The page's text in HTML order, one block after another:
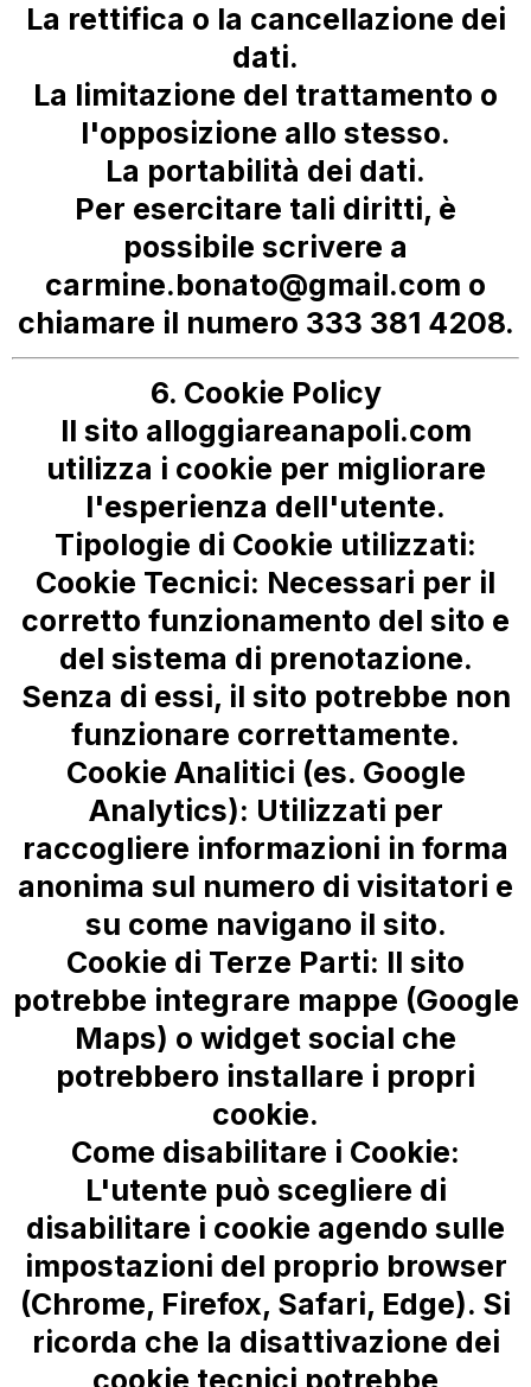
La rettifica o la cancellazione dei
dati.
La limitazione del trattamento o
l'opposizione allo stesso.
La portabilità dei dati.
Per esercitare tali diritti, è
possibile scrivere a
carmine.bonato@gmail.com o
chiamare il numero 333 381 4208.
6. Cookie Policy
Il sito alloggiareanapoli.com
utilizza i cookie per migliorare
l'esperienza dell'utente.
Tipologie di Cookie utilizzati:
Cookie Tecnici: Necessari per il
corretto funzionamento del sito e
del sistema di prenotazione.
Senza di essi, il sito potrebbe non
funzionare correttamente.
Cookie Analitici (es. Google
Analytics): Utilizzati per
raccogliere informazioni in forma
anonima sul numero di visitatori e
su come navigano il sito.
Cookie di Terze Parti: Il sito
potrebbe integrare mappe (Google
Maps) o widget social che
potrebbero installare i propri
cookie.
Come disabilitare i Cookie:
L'utente può scegliere di
disabilitare i cookie agendo sulle
impostazioni del proprio browser
(Chrome, Firefox, Safari, Edge). Si
ricorda che la disattivazione dei
cookie tecnici potrebbe